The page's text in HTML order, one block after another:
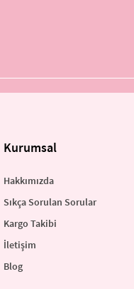
Kurumsal
Hakkımızda
Sıkça Sorulan Sorular
Kargo Takibi
İletişim
Blog